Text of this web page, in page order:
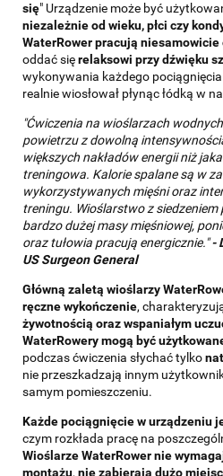
się" Urządzenie może być
niezależnie od wieku, płci czy
WaterRower pracują niesamowicie
oddać sięrelaksowi przy dźwięku
wykonywania każdego
realnie wiosłował płynąc łódką w
"Ćwiczenia na wioślarzach
powietrzu z dowolną
większych nakładów energii niż
treningowa. Kalorie spalane są w
wykorzystywanych mięśni oraz
treningu. Wioślarstwo z
bardzo dużej masy mięśniowej,
oraz tułowia pracują energicznie."-
US Surgeon General
Główną zaletą wioślarzy
ręczne wykończenie,
żywotnością oraz wspaniałym
WaterRowery mogą być
podczas ćwiczenia słychać tylko
nie przeszkadzają innym
samym pomieszczeniu.
Każde pociągnięcie w urządzeniu
czym rozkłada pracę na
Wioślarze WaterRower nie
montażu, nie zabierają dużo